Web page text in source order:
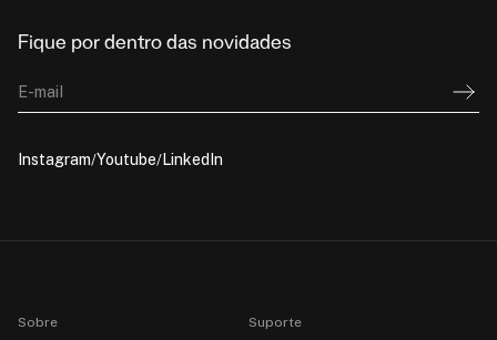
Fique por dentro das novidades
E-mail
Instagram Youtube LinkedIn
Sobre Suporte